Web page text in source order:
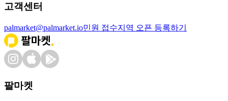
고객센터
palmarket@palmarket.io민원 접수지역 오픈 등록하기
팔마켓